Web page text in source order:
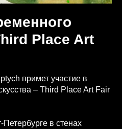
Place Art
примет участие в
– Third Place Art Fair
в стенах